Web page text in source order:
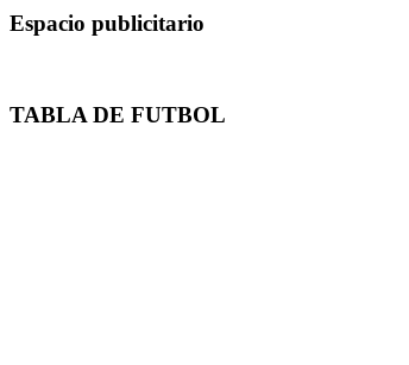
Espacio publicitario
TABLA DE FUTBOL